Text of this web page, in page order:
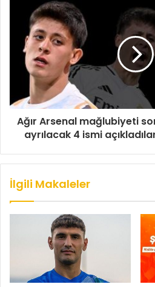
Ağır Arsenal mağlubiyeti
ayrılacak 4 ismi
İlgili Makaleler